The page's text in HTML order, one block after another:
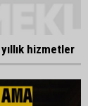
hizmetler